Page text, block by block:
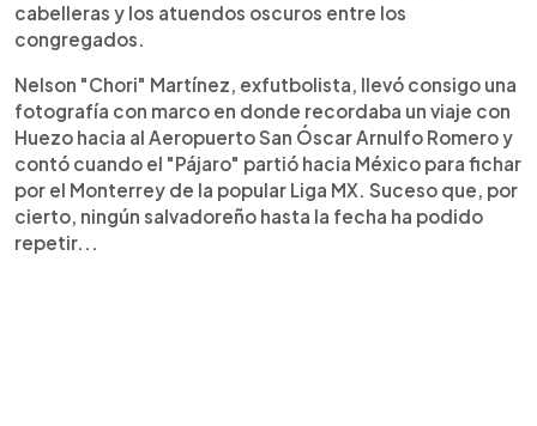
cabelleras y los atuendos oscuros entre los
congregados.
Nelson "Chori" Martínez, exfutbolista, llevó consigo una
fotografía con marco en donde recordaba un viaje con
Huezo hacia al Aeropuerto San Óscar Arnulfo Romero y
contó cuando el "Pájaro" partió hacia México para fichar
por el Monterrey de la popular Liga MX. Suceso que, por
cierto, ningún salvadoreño hasta la fecha ha podido
repetir...